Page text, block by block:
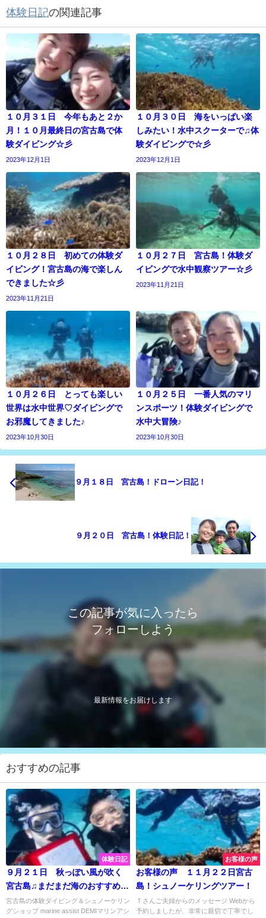
体験日記の関連記事
１０月３１日 今年もあと２か
月！１０月最終日の宮古島で体
験ダイビング☆彡
2023年12月1日
１０月３０日 海をいっぱい楽
しみたい！水中スクーターで♫体
験ダイビングで☆彡
2023年12月1日
１０月２８日 初めての体験ダ
イビング！宮古島の海で楽しん
できました☆彡
2023年11月21日
１０月２７日 宮古島！体験ダ
イビングで水中観察ツアー☆彡
2023年11月21日
１０月２６日 とっても楽しい
世界は水中世界♡ダイビングで
お邪魔してきました♪
2023年10月30日
１０月２５日 一番人気のマリ
ンスポーツ！体験ダイビングで
水中大冒険♪
2023年10月30日
９月１８日 宮古島！ドローン日記！
９月２０日 宮古島！体験日記！
この記事が気に入ったら
フォローしよう
最新情報をお届けします
おすすめの記事
体験日記
９月２１日 秋っぽい風が吹く
宮古島♫まだまだ海のおすすめシ
ーズンは続きます☆彡
宮古島の体験ダイビング＆シュノーケリン
グショップ marine assist DEMIマリンアシ
お客様の声
お客様の声 １１月２２日宮古
島！シュノーケリングツアー！
Ｔさんご夫婦からのメッセージ Webから
予約しましたが、非常に親切で丁寧でし